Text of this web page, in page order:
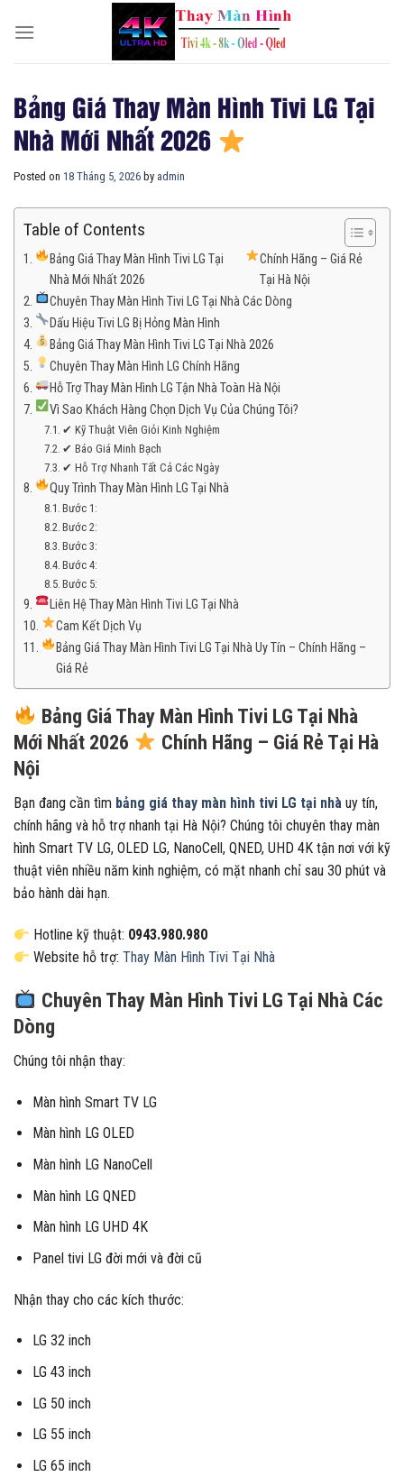
Bảng Giá Thay Màn Hình Tivi LG Tại
Nhà Mới Nhất 2026
Posted on 18 Tháng 5, 2026 by admin
Table of Contents
Bảng Giá Thay Màn Hình Tivi LG Tại
Nhà Mới Nhất 2026
Chính Hãng – Giá Rẻ
Tại Hà Nội
Chuyên Thay Màn Hình Tivi LG Tại Nhà Các Dòng
Dấu Hiệu Tivi LG Bị Hỏng Màn Hình
Bảng Giá Thay Màn Hình Tivi LG Tại Nhà 2026
Chuyên Thay Màn Hình LG Chính Hãng
Hỗ Trợ Thay Màn Hình LG Tận Nhà Toàn Hà Nội
Vì Sao Khách Hàng Chọn Dịch Vụ Của Chúng Tôi?
✔ Kỹ Thuật Viên Giỏi Kinh Nghiệm
✔ Báo Giá Minh Bạch
✔ Hỗ Trợ Nhanh Tất Cả Các Ngày
Quy Trình Thay Màn Hình LG Tại Nhà
Bước 1:
Bước 2:
Bước 3:
Bước 4:
Bước 5:
Liên Hệ Thay Màn Hình Tivi LG Tại Nhà
Cam Kết Dịch Vụ
Bảng Giá Thay Màn Hình Tivi LG Tại Nhà Uy Tín – Chính Hãng –
Giá Rẻ
Bảng Giá Thay Màn Hình Tivi LG Tại Nhà
Mới Nhất 2026
Chính Hãng – Giá Rẻ Tại Hà
Nội
Bạn đang cần tìm bảng giá thay màn hình tivi LG tại nhà uy tín,
chính hãng và hỗ trợ nhanh tại Hà Nội? Chúng tôi chuyên thay màn
hình Smart TV LG, OLED LG, NanoCell, QNED, UHD 4K tận nơi với kỹ
thuật viên nhiều năm kinh nghiệm, có mặt nhanh chỉ sau 30 phút và
bảo hành dài hạn.
Hotline kỹ thuật: 0943.980.980
Website hỗ trợ:Thay Màn Hình Tivi Tại Nhà
Chuyên Thay Màn Hình Tivi LG Tại Nhà Các
Dòng
Chúng tôi nhận thay:
Màn hình Smart TV LG
Màn hình LG OLED
Màn hình LG NanoCell
Màn hình LG QNED
Màn hình LG UHD 4K
Panel tivi LG đời mới và đời cũ
Nhận thay cho các kích thước:
LG 32 inch
LG 43 inch
LG 50 inch
LG 55 inch
LG 65 inch